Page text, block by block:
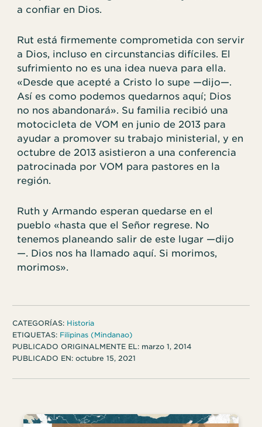
a confiar en Dios.
Rut está firmemente comprometida con servir
a Dios, incluso en circunstancias difíciles. El
sufrimiento no es una idea nueva para ella.
«Desde que acepté a Cristo lo supe —dijo—.
Así es como podemos quedarnos aquí; Dios
no nos abandonará». Su familia recibió una
motocicleta de VOM en junio de 2013 para
ayudar a promover su trabajo ministerial, y en
octubre de 2013 asistieron a una conferencia
patrocinada por VOM para pastores en la
región.
Ruth y Armando esperan quedarse en el
pueblo «hasta que el Señor regrese. No
tenemos planeando salir de este lugar —dijo
—. Dios nos ha llamado aquí. Si morimos,
morimos».
CATEGORÍAS: Historia
ETIQUETAS: Filipinas (Mindanao)
PUBLICADO ORIGINALMENTE EL: marzo 1, 2014
PUBLICADO EN:octubre 15, 2021